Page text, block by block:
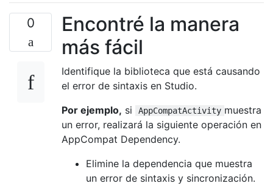
0
Encontré la manera
más fácil
Identifique la biblioteca que está causando
el error de sintaxis en Studio.
Por ejemplo, si AppCompatActivity muestra
un error, realizará la siguiente operación en
AppCompat Dependency.
Elimine la dependencia que muestra
un error de sintaxis y sincronización.